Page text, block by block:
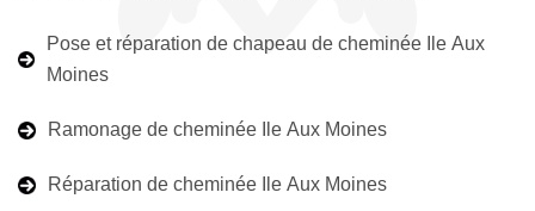
Pose et réparation de chapeau de cheminée Ile Aux
Moines
Ramonage de cheminée Ile Aux Moines
Réparation de cheminée Ile Aux Moines